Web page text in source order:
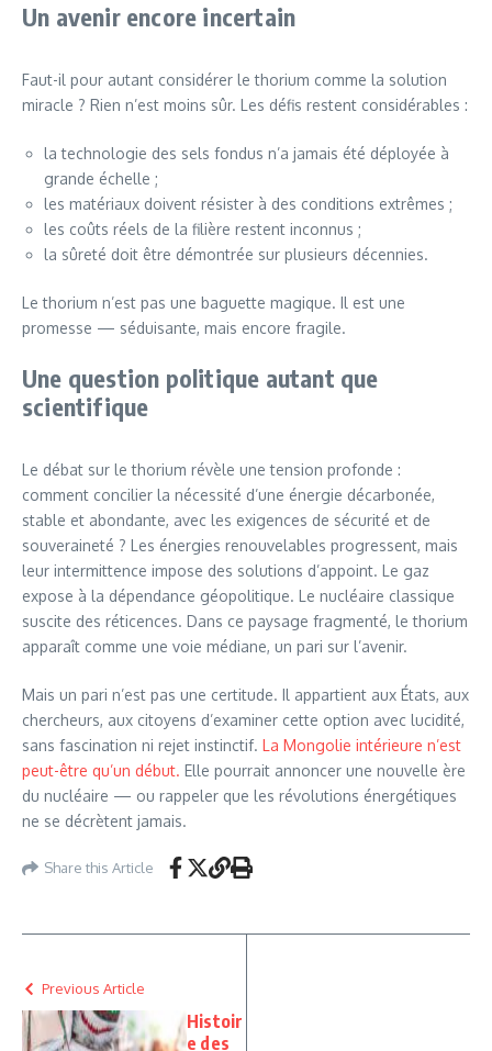
Un avenir encore incertain
Faut-il pour autant considérer le thorium comme la solution
miracle ? Rien n’est moins sûr. Les défis restent considérables :
la technologie des sels fondus n’a jamais été déployée à
grande échelle ;
les matériaux doivent résister à des conditions extrêmes ;
les coûts réels de la filière restent inconnus ;
la sûreté doit être démontrée sur plusieurs décennies.
Le thorium n’est pas une baguette magique. Il est une
promesse — séduisante, mais encore fragile.
Une question politique autant que
scientifique
Le débat sur le thorium révèle une tension profonde :
comment concilier la nécessité d’une énergie décarbonée,
stable et abondante, avec les exigences de sécurité et de
souveraineté ? Les énergies renouvelables progressent, mais
leur intermittence impose des solutions d’appoint. Le gaz
expose à la dépendance géopolitique. Le nucléaire classique
suscite des réticences. Dans ce paysage fragmenté, le thorium
apparaît comme une voie médiane, un pari sur l’avenir.
Mais un pari n’est pas une certitude. Il appartient aux États, aux
chercheurs, aux citoyens d’examiner cette option avec lucidité,
sans fascination ni rejet instinctif. La Mongolie intérieure n’est
peut-être qu’un début. Elle pourrait annoncer une nouvelle ère
du nucléaire — ou rappeler que les révolutions énergétiques
ne se décrètent jamais.
Share this Article
Previous Article
Histoir
e des